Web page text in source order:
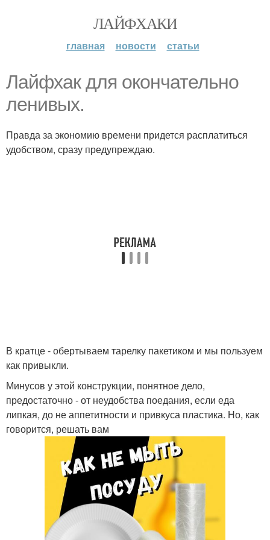
ЛАЙФХАКИ
главная новости статьи
Лайфхак для окончательно
ленивых.
Правда за экономию времени придется расплатиться
удобством, сразу предупреждаю.
В кратце - обертываем тарелку пакетиком и мы пользуем
как привыкли.
Минусов у этой конструкции, понятное дело,
предостаточно - от неудобства поедания, если еда
липкая, до не аппетитности и привкуса пластика. Но, как
говорится, решать вам